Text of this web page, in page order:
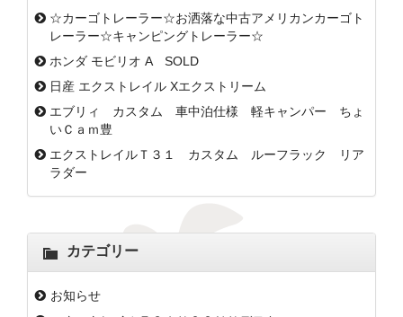
☆カーゴトレーラー☆お洒落な中古アメリカンカーゴト
レーラー☆キャンピングトレーラー☆
ホンダ モビリオ A SOLD
日産 エクストレイル Xエクストリーム
エブリィ カスタム 車中泊仕様 軽キャンパー ちょ
いＣａｍ豊
エクストレイルＴ３１ カスタム ルーフラック リア
ラダー
カテゴリー
お知らせ